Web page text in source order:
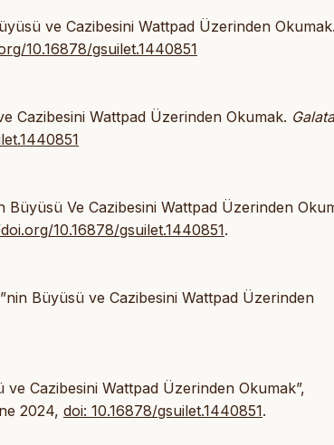
ve Cazibesini Wattpad Üzerinden
10.16878/gsuilet.1440851
Cazibesini Wattpad Üzerinden Okumak.
Ve Cazibesini Wattpad Üzerinden
10.16878/gsuilet.1440851.
Büyüsü ve Cazibesini Wattpad Üzerinden
Cazibesini Wattpad Üzerinden Okumak”,
2024, doi: 10.16878/gsuilet.1440851.